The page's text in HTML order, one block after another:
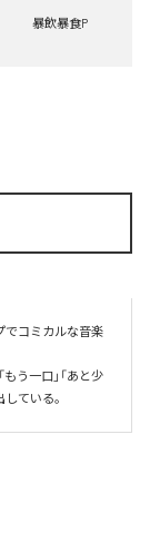
暴飲暴食P
でコミカルな音楽
う一口」「あと少
ている。